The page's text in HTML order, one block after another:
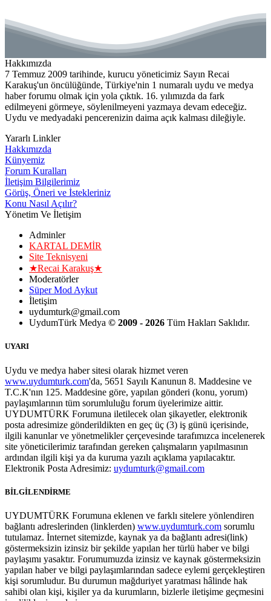
Hakkımızda
7 Temmuz 2009 tarihinde, kurucu yöneticimiz Sayın Recai
Karakuş'un öncülüğünde, Türkiye'nin 1 numaralı uydu ve medya
haber forumu olmak için yola çıktık. 16. yılımızda da fark
edilmeyeni görmeye, söylenilmeyeni yazmaya devam edeceğiz.
Uydu ve medyadaki pencerenizin daima açık kalması dileğiyle.
Yararlı Linkler
Hakkımızda
Künyemiz
Forum Kuralları
İletişim Bilgilerimiz
Görüş, Öneri ve İstekleriniz
Konu Nasıl Açılır?
Yönetim Ve İletişim
Adminler
KARTAL DEMİR
Site Teknisyeni
★Recai Karakuş★
Moderatörler
Süper Mod Aykut
İletişim
uydumturk@gmail.com
UydumTürk Medya © 2009 - 2026 Tüm Hakları Saklıdır.
UYARI
Uydu ve medya haber sitesi olarak hizmet veren
www.uydumturk.com'da, 5651 Sayılı Kanunun 8. Maddesine ve
T.C.K'nın 125. Maddesine göre, yapılan gönderi (konu, yorum)
paylaşımlarının tüm sorumluluğu forum üyelerimize aittir.
UYDUMTÜRK Forumuna iletilecek olan şikayetler, elektronik
posta adresimize gönderildikten en geç üç (3) iş günü içerisinde,
ilgili kanunlar ve yönetmelikler çerçevesinde tarafımızca incelenerek
site yöneticilerimiz tarafından gereken çalışmaların yapılmasının
ardından ilgili kişi ya da kuruma yazılı açıklama yapılacaktır.
Elektronik Posta Adresimiz: uydumturk@gmail.com
BİLGİLENDİRME
UYDUMTÜRK Forumuna eklenen ve farklı sitelere yönlendiren
bağlantı adreslerinden (linklerden) www.uydumturk.com sorumlu
tutulamaz. İnternet sitemizde, kaynak ya da bağlantı adresi(link)
göstermeksizin izinsiz bir şekilde yapılan her türlü haber ve bilgi
paylaşımı yasaktır. Forumumuzda izinsiz ve kaynak göstermeksizin
yapılan haber ve bilgi paylaşımlarından sadece eylemi gerçekleştiren
kişi sorumludur. Bu durumun mağduriyet yaratması hâlinde hak
sahibi olan kişi, kişiler ya da kurumların, bizlerle iletişime geçmesini